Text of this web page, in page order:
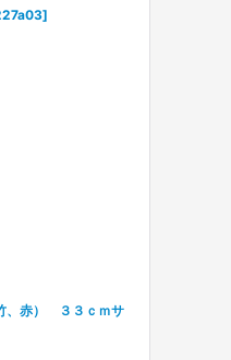
]
、赤） ３３ｃｍサ